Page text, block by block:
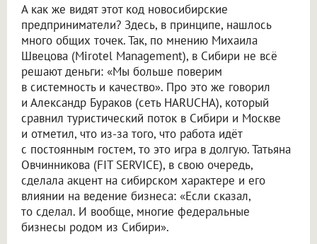
А как же видят этот код новосибирские
предприниматели? Здесь, в принципе, нашлось
много общих точек. Так, по мнению Михаила
Швецова (Mirotel Management), в Сибири не всё
решают деньги: «Мы больше поверим
в системность и качество». Про это же говорил
и Александр Бураков (сеть HARUCHA), который
сравнил туристический поток в Сибири и Москве
и отметил, что из-за того, что работа идёт
с постоянным гостем, то это игра в долгую. Татьяна
Овчинникова (FIT SERVICE), в свою очередь,
сделала акцент на сибирском характере и его
влиянии на ведение бизнеса: «Если сказал,
то сделал. И вообще, многие федеральные
бизнесы родом из Сибири».